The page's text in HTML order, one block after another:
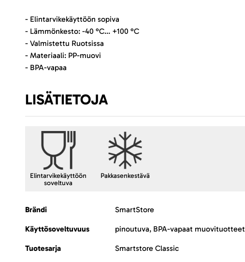
- Elintarvikekäyttöön sopiva
- Lämmönkesto: -40 °C... +100 °C
- Valmistettu Ruotsissa
- Materiaali: PP-muovi
- BPA-vapaa
LISÄTIETOJA
Elintarvikekäyttöön
soveltuva
Pakkasenkestävä
Lisätietoja
Brändi SmartStore
Käyttösoveltuvuus pinoutuva, BPA-vapaat muovituotteet
Tuotesarja Smartstore Classic